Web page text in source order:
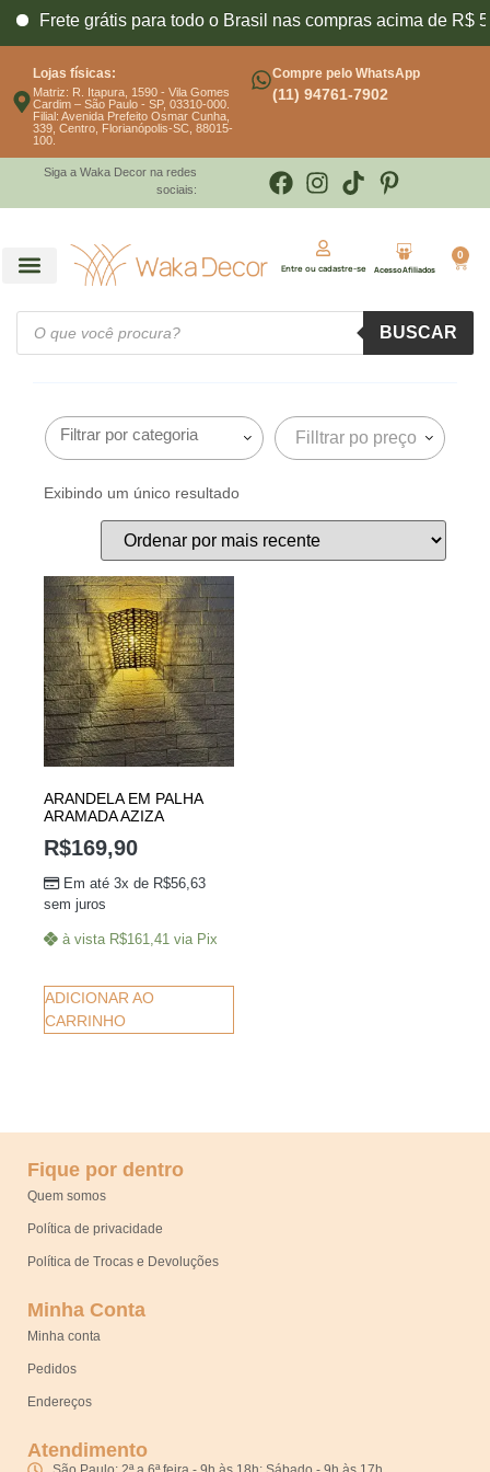
Frete grátis para todo o Brasil nas compras acima de R$
Lojas físicas:
Matriz: R. Itapura, 1590 - Vila Gomes
Cardim – São Paulo - SP, 03310-000.
Filial: Avenida Prefeito Osmar Cunha,
339, Centro, Florianópolis-SC, 88015-
100.
Compre pelo WhatsApp
(11) 94761-7902
Siga a Waka Decor na redes
sociais:
Entre ou cadastre-se Acesso Afiliados
0
BUSCAR
Filltrar po preço
Exibindo um único resultado
ARANDELA EM PALHA
ARAMADA AZIZA
R$169,90
Em até 3x de R$56,63
sem juros
à vista R$161,41 via Pix
ADICIONAR AO
CARRINHO
Fique por dentro
Quem somos
Política de privacidade
Política de Trocas e Devoluções
Minha Conta
Minha conta
Pedidos
Endereços
Atendimento